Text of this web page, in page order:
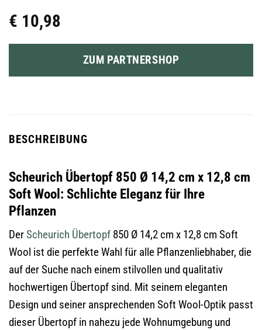
€ 10,98
ZUM PARTNERSHOP
BESCHREIBUNG
Scheurich Übertopf 850 Ø 14,2 cm x 12,8 cm
Soft Wool: Schlichte Eleganz für Ihre
Pflanzen
DerScheurich Übertopf 850 Ø 14,2 cm x 12,8 cm Soft
Wool ist die perfekte Wahl für alle Pflanzenliebhaber, die
auf der Suche nach einem stilvollen und qualitativ
hochwertigen Übertopf sind. Mit seinem eleganten
Design und seiner ansprechenden Soft Wool-Optik passt
dieser Übertopf in nahezu jede Wohnumgebung und